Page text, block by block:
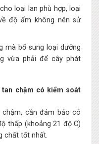
loại lan phù hợp, loại
độ ẩm không nên sử
mà bổ sung loại dưỡng
vừa phải để cây phát
tan chậm có kiểm soát
cần đảm bảo có
thấp (khoảng 21 độ C)
chất tốt nhất.